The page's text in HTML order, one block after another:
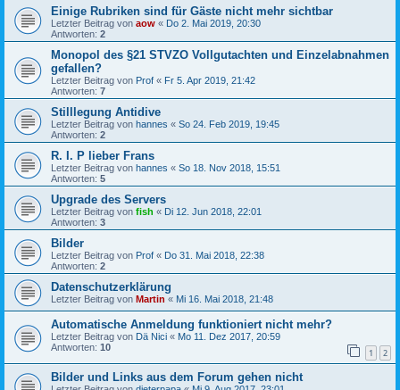
Einige Rubriken sind für Gäste nicht mehr sichtbar
Letzter Beitrag von aow « Do 2. Mai 2019, 20:30
Antworten: 2
Monopol des §21 STVZO Vollgutachten und Einzelabnahmen
gefallen?
Letzter Beitrag von Prof « Fr 5. Apr 2019, 21:42
Antworten: 7
Stilllegung Antidive
Letzter Beitrag von hannes « So 24. Feb 2019, 19:45
Antworten: 2
R. I. P lieber Frans
Letzter Beitrag von hannes « So 18. Nov 2018, 15:51
Antworten: 5
Upgrade des Servers
Letzter Beitrag von fish « Di 12. Jun 2018, 22:01
Antworten: 3
Bilder
Letzter Beitrag von Prof « Do 31. Mai 2018, 22:38
Antworten: 2
Datenschutzerklärung
Letzter Beitrag von Martin « Mi 16. Mai 2018, 21:48
Automatische Anmeldung funktioniert nicht mehr?
Letzter Beitrag von Dä Nici « Mo 11. Dez 2017, 20:59
Antworten: 10 1 2
Bilder und Links aus dem Forum gehen nicht